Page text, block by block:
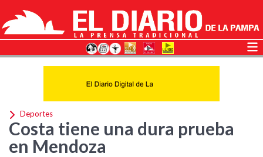
Deportes
Costa tiene una dura prueba
en Mendoza